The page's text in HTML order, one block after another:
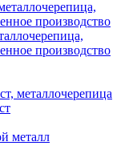
производство
металлочерепица
металл